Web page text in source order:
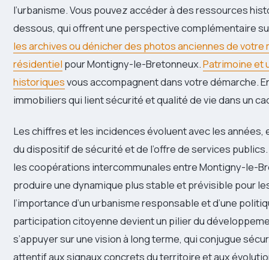
l’urbanisme. Vous pouvez accéder à des ressources
dessous, qui offrent une perspective complémentaire
les archives ou dénicher des photos anciennes de votre
résidentiel pour Montigny-le-Bretonneux.Patrimoine et
historiquesvous accompagnent dans votre démarche.
immobiliers qui lient sécurité et qualité de vie dans un
Les chiffres et les incidences évoluent avec les années,
du dispositif de sécurité et de l’offre de services
les coopérations intercommunales entre Montigny-le-
produire une dynamique plus stable et prévisible pour
l’importance d’un urbanisme responsable et d’une
participation citoyenne devient un pilier du
s’appuyer sur une vision à long terme, qui conjugue
attentif aux signaux concrets du territoire et aux